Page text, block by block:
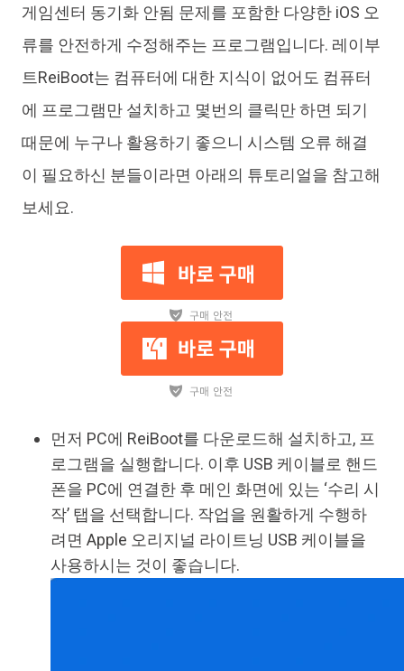
게임센터 동기화 안됨 문제를 포함한 다양한 iOS 오
류를 안전하게 수정해주는 프로그램입니다. 레이부
트ReiBoot는 컴퓨터에 대한 지식이 없어도 컴퓨터
에 프로그램만 설치하고 몇번의 클릭만 하면 되기
때문에 누구나 활용하기 좋으니 시스템 오류 해결
이 필요하신 분들이라면 아래의 튜토리얼을 참고해
보세요.
먼저 PC에 ReiBoot를 다운로드해 설치하고, 프
로그램을 실행합니다. 이후 USB 케이블로 핸드
폰을 PC에 연결한 후 메인 화면에 있는 ‘수리 시
작’ 탭을 선택합니다. 작업을 원활하게 수행하
려면 Apple 오리지널 라이트닝 USB 케이블을
사용하시는 것이 좋습니다.